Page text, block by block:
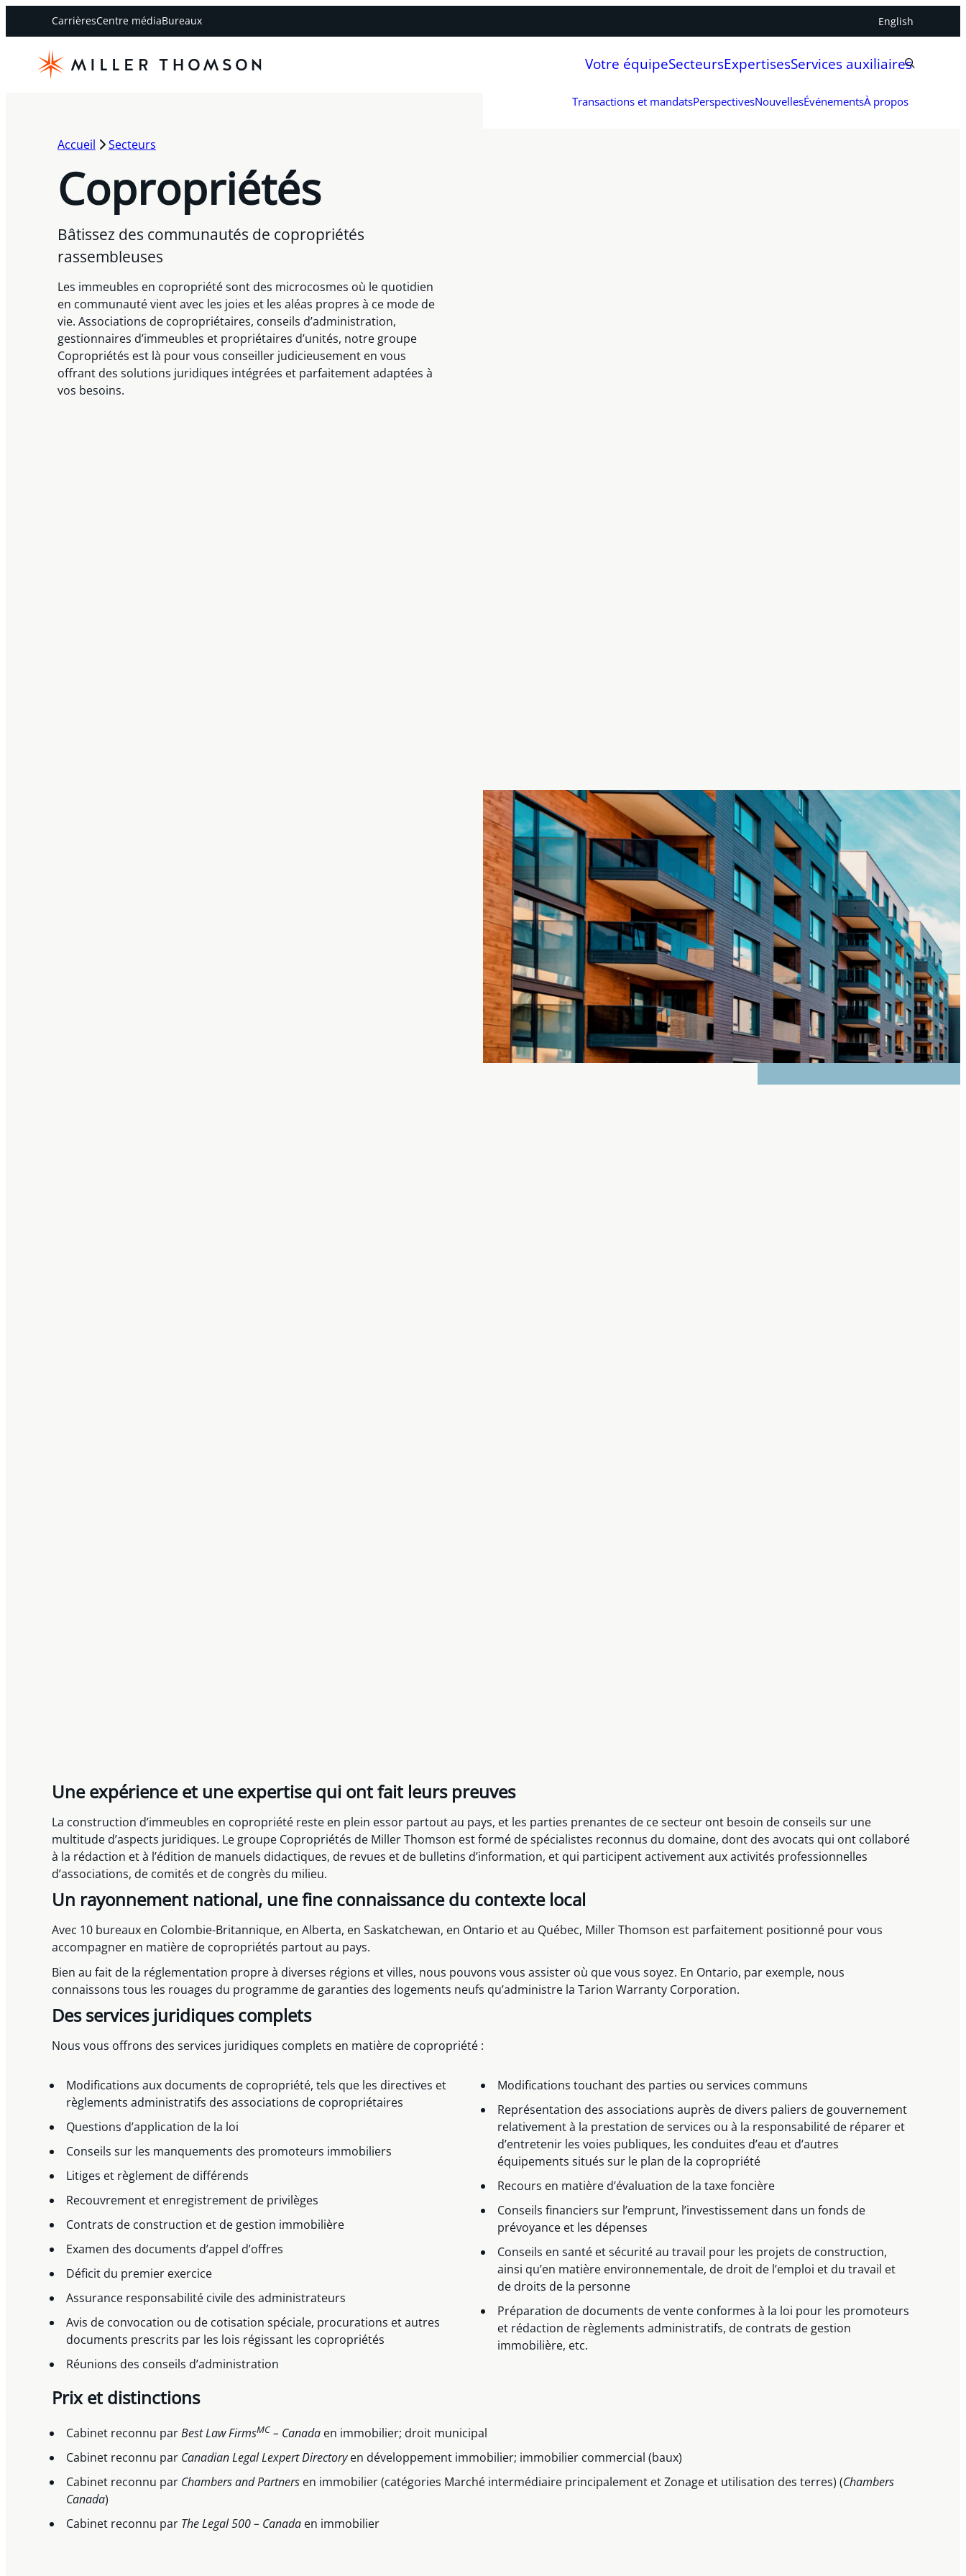
CarrièresCentre médiaBureaux English
Votre équipeSecteursExpertisesServices auxiliaires
Transactions et mandatsPerspectivesNouvellesÉvénementsÀ propos
Accueil Secteurs
Copropriétés
Bâtissez des communautés de copropriétés
rassembleuses
Les immeubles en copropriété sont des microcosmes où le quotidien
en communauté vient avec les joies et les aléas propres à ce mode de
vie. Associations de copropriétaires, conseils d’administration,
gestionnaires d’immeubles et propriétaires d’unités, notre groupe
Copropriétés est là pour vous conseiller judicieusement en vous
offrant des solutions juridiques intégrées et parfaitement adaptées à
vos besoins.
Une expérience et une expertise qui ont fait leurs preuves
La construction d’immeubles en copropriété reste en plein essor partout au pays, et les parties prenantes de ce secteur ont besoin de conseils sur une
multitude d’aspects juridiques. Le groupe Copropriétés de Miller Thomson est formé de spécialistes reconnus du domaine, dont des avocats qui ont collaboré
à la rédaction et à l’édition de manuels didactiques, de revues et de bulletins d’information, et qui participent activement aux activités professionnelles
d’associations, de comités et de congrès du milieu.
Un rayonnement national, une fine connaissance du contexte local
Avec 10 bureaux en Colombie-Britannique, en Alberta, en Saskatchewan, en Ontario et au Québec, Miller Thomson est parfaitement positionné pour vous
accompagner en matière de copropriétés partout au pays.
Bien au fait de la réglementation propre à diverses régions et villes, nous pouvons vous assister où que vous soyez. En Ontario, par exemple, nous
connaissons tous les rouages du programme de garanties des logements neufs qu’administre la Tarion Warranty Corporation.
Des services juridiques complets
Nous vous offrons des services juridiques complets en matière de copropriété :
Modifications aux documents de copropriété, tels que les directives et
règlements administratifs des associations de copropriétaires
Questions d’application de la loi
Conseils sur les manquements des promoteurs immobiliers
Litiges et règlement de différends
Recouvrement et enregistrement de privilèges
Contrats de construction et de gestion immobilière
Examen des documents d’appel d’offres
Déficit du premier exercice
Assurance responsabilité civile des administrateurs
Avis de convocation ou de cotisation spéciale, procurations et autres
documents prescrits par les lois régissant les copropriétés
Réunions des conseils d’administration
Modifications touchant des parties ou services communs
Représentation des associations auprès de divers paliers de gouvernement
relativement à la prestation de services ou à la responsabilité de réparer et
d’entretenir les voies publiques, les conduites d’eau et d’autres
équipements situés sur le plan de la copropriété
Recours en matière d’évaluation de la taxe foncière
Conseils financiers sur l’emprunt, l’investissement dans un fonds de
prévoyance et les dépenses
Conseils en santé et sécurité au travail pour les projets de construction,
ainsi qu’en matière environnementale, de droit de l’emploi et du travail et
de droits de la personne
Préparation de documents de vente conformes à la loi pour les promoteurs
et rédaction de règlements administratifs, de contrats de gestion
immobilière, etc.
Prix et distinctions
Cabinet reconnu parBest Law FirmsMC – Canada en immobilier; droit municipal
Cabinet reconnu par Canadian Legal Lexpert Directoryen développement immobilier; immobilier commercial (baux)
Cabinet reconnu par Chambers and Partners en immobilier (catégories Marché intermédiaire principalement et Zonage et utilisation des terres) (Chambers
Canada)
Cabinet reconnu par The Legal 500 – Canada en immobilier